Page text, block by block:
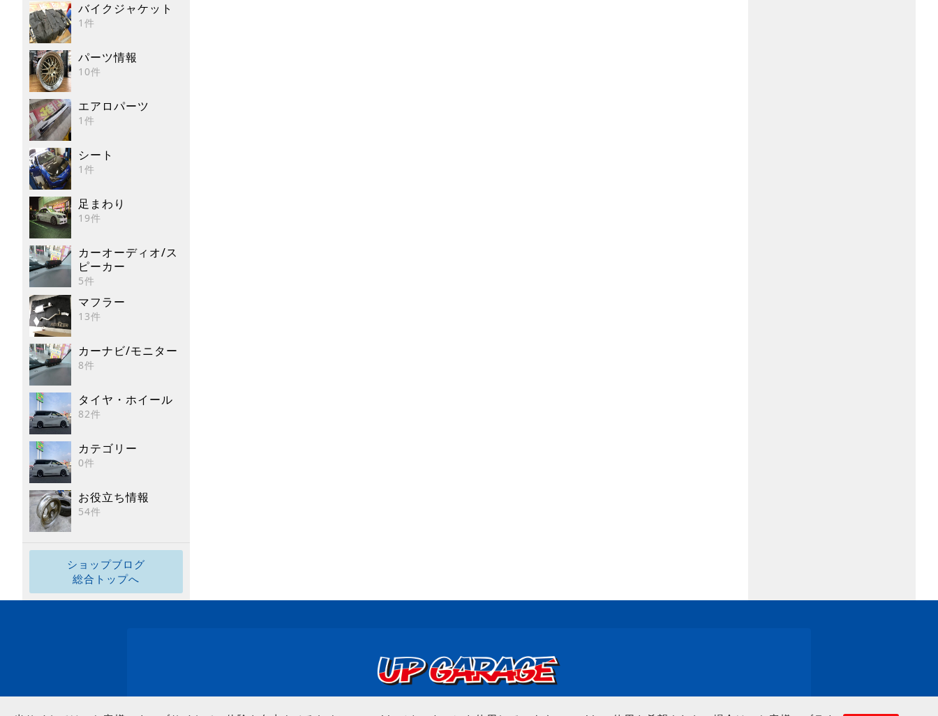
バイクジャケット
1件
パーツ情報
10件
エアロパーツ
1件
シート
1件
足まわり
19件
カーオーディオ/ス
ピーカー
5件
マフラー
13件
カーナビ/モニター
8件
タイヤ・ホイール
82件
カテゴリー
0件
お役立ち情報
54件
ショップブログ
総合トップへ